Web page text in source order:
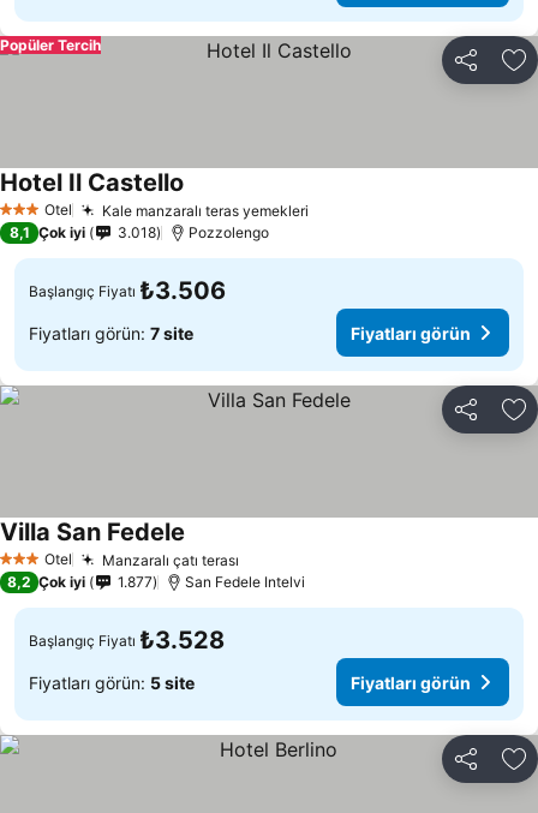
Paylaş
Popüler Tercih
3 YıldızOtel Kale manzaralı teras yemekleri
Hotel Il Castello
8,1 Çok iyi 3.018 Pozzolengo
Başlangıç Fiyatı ₺3.506
Fiyatları görün: 7 site Fiyatları görün
Paylaş
3 YıldızOtel Manzaralı çatı terası
Villa San Fedele
8,2 Çok iyi 1.877 San Fedele Intelvi
Başlangıç Fiyatı ₺3.528
Fiyatları görün: 5 site Fiyatları görün
Paylaş